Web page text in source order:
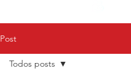
Post
Todos posts